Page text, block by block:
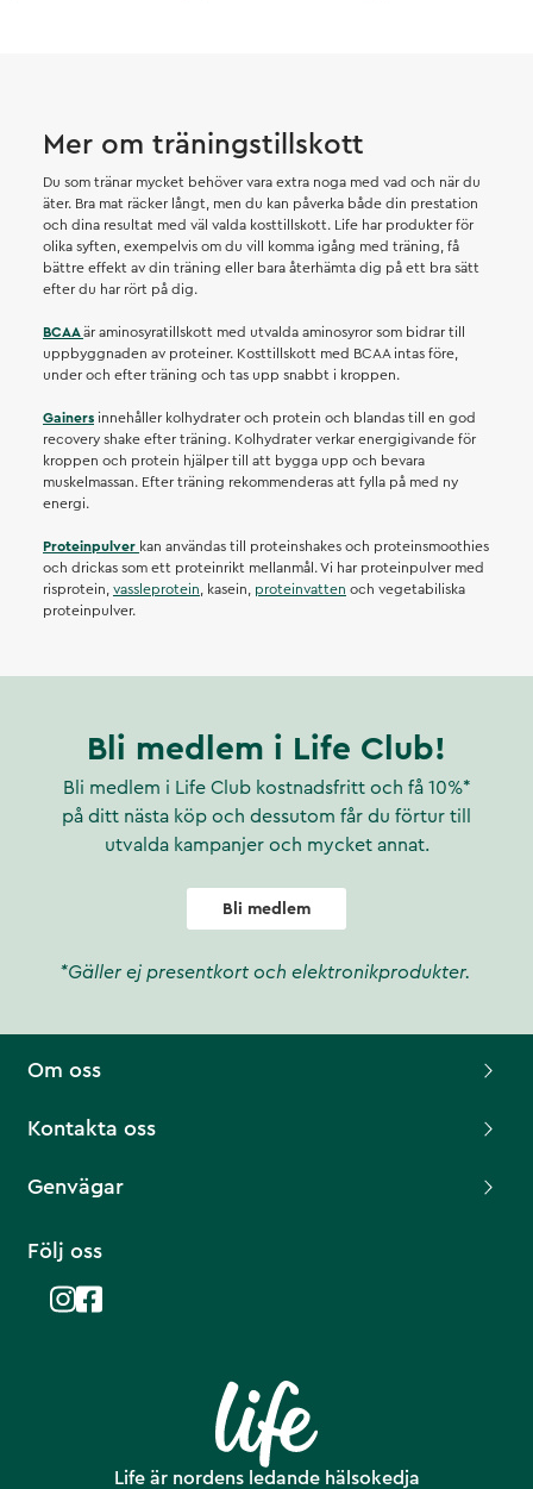
Mer om träningstillskott
Du som tränar mycket behöver vara extra noga med vad och när du
äter. Bra mat räcker långt, men du kan påverka både din prestation
och dina resultat med väl valda kosttillskott. Life har produkter för
olika syften, exempelvis om du vill komma igång med träning, få
bättre effekt av din träning eller bara återhämta dig på ett bra sätt
efter du har rört på dig.
BCAAär aminosyratillskott med utvalda aminosyror som bidrar till
uppbyggnaden av proteiner. Kosttillskott med BCAA intas före,
under och efter träning och tas upp snabbt i kroppen.
Gainers innehåller kolhydrater och protein och blandas till en god
recovery shake efter träning. Kolhydrater verkar energigivande för
kroppen och protein hjälper till att bygga upp och bevara
muskelmassan. Efter träning rekommenderas att fylla på med ny
energi.
Proteinpulver kan användas till proteinshakes och proteinsmoothies
och drickas som ett proteinrikt mellanmål. Vi har proteinpulver med
risprotein, vassleprotein , kasein, proteinvatten och vegetabiliska
proteinpulver.
Bli medlem i Life Club!
Bli medlem i Life Club kostnadsfritt och få 10%*
på ditt nästa köp och dessutom får du förtur till
utvalda kampanjer och mycket annat.
Bli medlem
*Gäller ej presentkort och elektronikprodukter.
Life är nordens ledande hälsokedja
Om oss
Kontakta oss
Genvägar
Följ oss